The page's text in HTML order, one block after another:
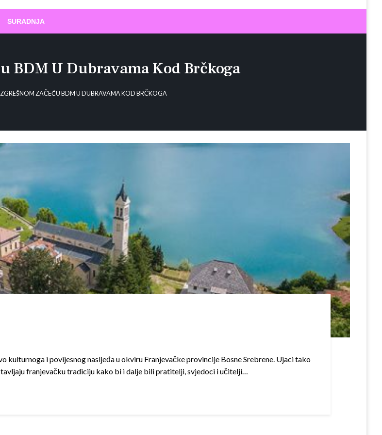
SURADNJA
BDM U Dubravama Kod Brčkoga
ZAČEĆU BDM U DUBRAVAMA KOD BRČKOGA
kulturnoga i povijesnog nasljeđa u okviru Franjevačke provincije Bosne Srebrene. Ujaci tako
franjevačku tradiciju kako bi i dalje bili pratitelji, svjedoci i učitelji…